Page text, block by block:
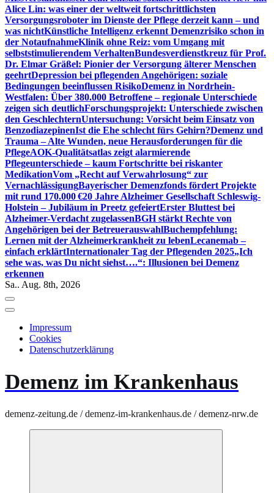
Alice Lin: was einer der weltweit fortschrittlichsten
Versorgungsroboter im Dienste der Pflege derzeit kann – und
was nichtKünstliche Intelligenz erkennt Demenzrisiko schon in
der NotaufnahmeKlinik ohne Reiz: vom Umgang mit
selbststimulierendem VerhaltenBundesverdienstkreuz für Prof.
Dr. Elmar Gräßel: Pionier der Versorgung älterer Menschen
geehrtDepression bei pflegenden Angehörigen: soziale
Bedingungen beeinflussen RisikoDemenz in Nordrhein-
Westfalen: Über 380.000 Betroffene – regionale Unterschiede
zeigen sich deutlichForschungsprojekt: Unterschiede zwischen
den GeschlechternUntersuchung: Vorsicht beim Einsatz von
BenzodiazepinenIst die Ehe schlecht fürs Gehirn?Demenz und
Trauma – Alte Wunden, neue Herausforderungen für die
PflegeAOK-Qualitätsatlas zeigt alarmierende
Pflegeunterschiede – kaum Fortschritte bei riskanter
MedikationVom „Recht auf Verwahrlosung“ zur
VernachlässigungBayerischer Demenzfonds fördert Projekte
mit rund 170.000 €20 Jahre Alzheimer Gesellschaft Schleswig-
Holstein – Jubiläum in Preetz gefeiertErster Bluttest bei
Alzheimer-Verdacht zugelassenBGH stärkt Rechte von
Angehörigen bei der BetreuerauswahlBuchempfehlung:
Lernen mit der Alzheimerkrankheit zu lebenLecanemab –
einfach erklärtInternationaler Tag der Pflegenden 2025„Ich
sehe was, was Du nicht siehst….“: Illusionen bei Demenz
erkennen
Sa.. Aug. 8th, 2026
Impressum
Cookies
Datenschutzerklärung
Demenz im Krankenhaus
demenz-zeitung.de / demenz-im-krankenhaus.de / demenz-nrw.de